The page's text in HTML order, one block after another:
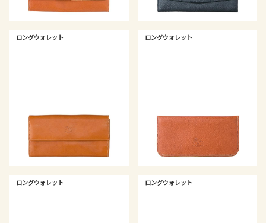
ロングウォレット ロングウォレット
ロングウォレット ロングウォレット